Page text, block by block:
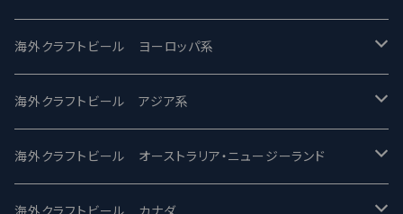
バテレ -VERTERE
2nd Story Ale Works -セカンドストーリー
ビアへるん - Beer Hearn
忽布古丹醸造 - HOP KOTAN
Modern Times モダンタイムズ
Maui マウイ
Toppling Goliath トップリンゴライアス
Fair State フェアステイト
海外クラフトビール ヨーロッパ系
UnBarred -アンバード
SAIREN /サイレン
ワイルドチャイルド - Wilde Child
海外クラフトビール アジア系
gweilo-鬼佬 グウァイロ
Heart Of Darkness - ハートオブダークネス
海外クラフトビール オーストラリア・ニュージーランド
ROCKY RIDGE - ロッキーリッジ
海外クラフトビール カナダ